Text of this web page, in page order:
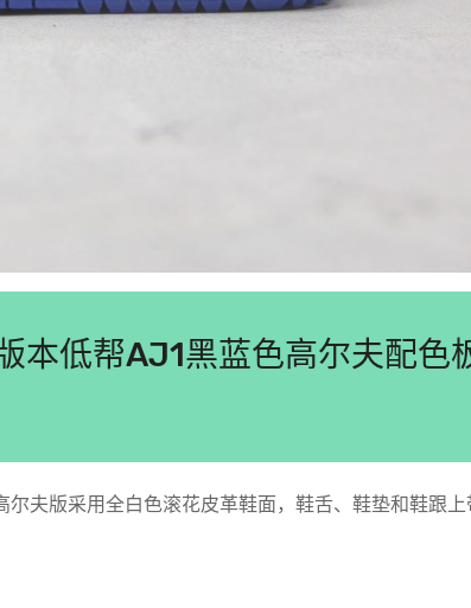
本低帮AJ1黑蓝色高尔夫配色
夫版采用全白色滚花皮革鞋面，鞋舌、鞋垫和鞋跟